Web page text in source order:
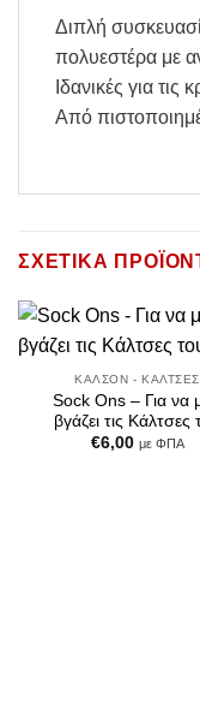
Διπλή
πολυεστέρα με
Ιδανικές για
Από
ΣΧΕΤΙΚΆ
ΚΑΛΣΌΝ - ΚΆΛΤΣΕΣ
Sock Ons – Για να
βγάζει τις Κάλτσες
€6,00 με ΦΠΑ